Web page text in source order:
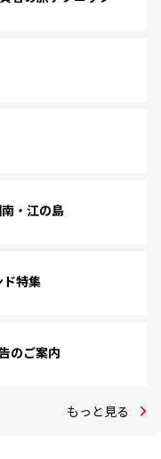
・江の島
ド特集
のご案内
もっと見る